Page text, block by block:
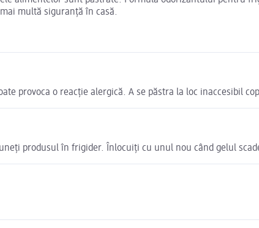
multă siguranță în casă.
provoca o reacție alergică. A se păstra la loc inaccesibil
produsul în frigider. Înlocuiți cu unul nou când gelul